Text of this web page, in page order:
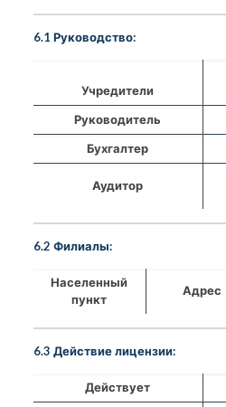
6.1 Руководство:
Учредители
Руководитель
Бухгалтер
Аудитор
6.2 Филиалы:
Населенный
пункт
Адрес
6.3 Действие лицензии:
Действует